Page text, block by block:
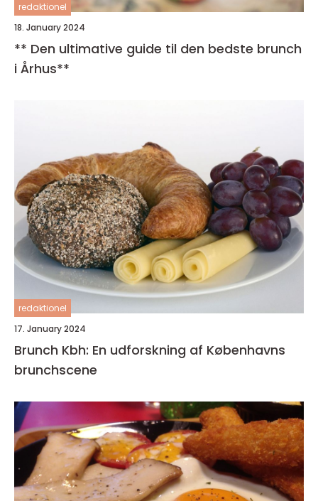
redaktionel
18. January 2024
** Den ultimative guide til den bedste brunch
i Århus**
redaktionel
17. January 2024
Brunch Kbh: En udforskning af Københavns
brunchscene